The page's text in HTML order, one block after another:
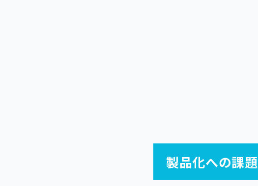
製品化への課題